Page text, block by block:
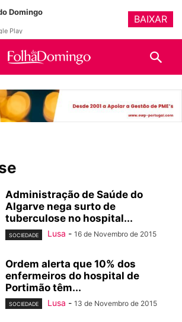
Administração de Saúde do
Algarve nega surto de
tuberculose no hospital...
SOCIEDADE Lusa - 16 de Novembro de 2015
Ordem alerta que 10% dos
enfermeiros do hospital de
Portimão têm...
SOCIEDADE Lusa - 13 de Novembro de 2015
Domingo
Play
BAIXAR